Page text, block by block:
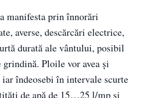
manifesta prin înnorări
averse, descărcări electrice,
durată ale vântului, posibil
Ploile vor avea și
îndeosebi în intervale scurte
de apă de 15…25 l/mp și